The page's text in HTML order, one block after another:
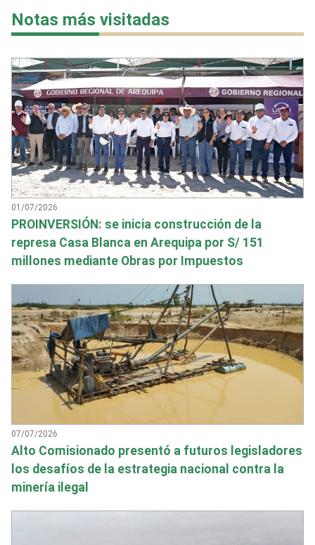
Notas más visitadas
01/07/2026
PROINVERSIÓN: se inicia construcción de la
represa Casa Blanca en Arequipa por S/ 151
millones mediante Obras por Impuestos
07/07/2026
Alto Comisionado presentó a futuros legisladores
los desafíos de la estrategia nacional contra la
minería ilegal